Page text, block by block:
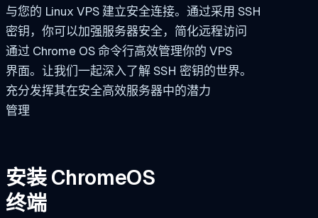
与您的 Linux VPS 建立安全连接。通过采用 SSH
密钥，你可以加强服务器安全，简化远程访问
通过 Chrome OS 命令行高效管理你的 VPS
界面。让我们一起深入了解 SSH 密钥的世界。
充分发挥其在安全高效服务器中的潜力
管理
安装 ChromeOS
终端